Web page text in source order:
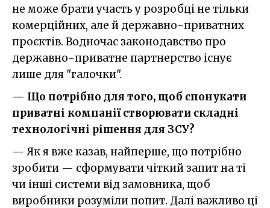
не може брати участь у розробці не тільки
комерційних, але й державно-приватних
проєктів. Водночас законодавство про
державно-приватне партнерство існує
лише для "галочки".
— Що потрібно для того, щоб спонукати
приватні компанії створювати складні
технологічні рішення для ЗСУ?
— Як я вже казав, найперше, що потрібно
зробити — сформувати чіткий запит на ті
чи інші системи від замовника, щоб
виробники розуміли попит. Далі важливо ці